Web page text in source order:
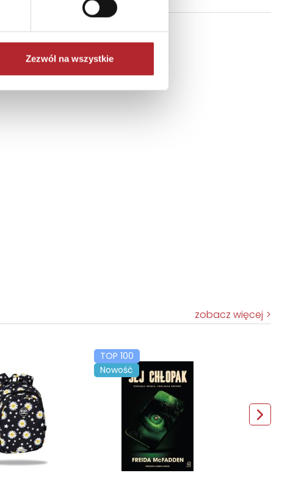
Zezwól na wszystkie
zobacz więcej
TOP 100
Nowość